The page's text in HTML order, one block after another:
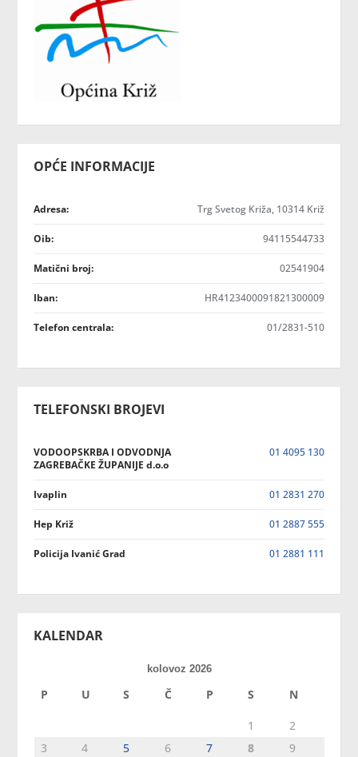
OPĆE INFORMACIJE
Adresa: Trg Svetog Križa, 10314 Križ
Oib: 94115544733
Matični broj: 02541904
Iban: HR4123400091821300009
Telefon centrala: 01/2831-510
TELEFONSKI BROJEVI
VODOOPSKRBA I ODVODNJA
ZAGREBAČKE ŽUPANIJE d.o.o
01 4095 130
Ivaplin 01 2831 270
Hep Križ 01 2887 555
Policija Ivanić Grad 01 2881 111
KALENDAR
kolovoz 2026
P U S Č P S N
1
2
3
4 5 6 7 8
9